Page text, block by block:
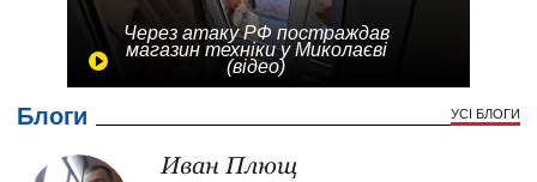
Через атаку РФ постраждав
магазин техніки у Миколаєві
(відео)
Блоги УСІ БЛОГИ
Иван Плющ